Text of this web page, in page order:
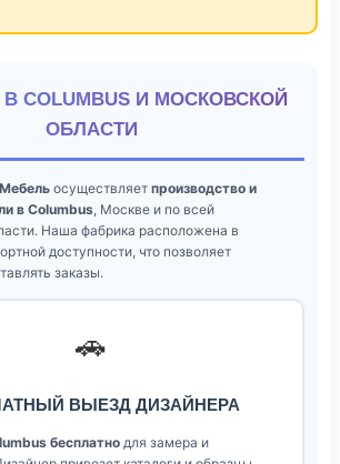
COLUMBUS И МОСКОВСКОЙ
ОБЛАСТИ
осуществляет производство и
в Columbus, Москве и по всей
Наша фабрика расположена в
доступности, что позволяет
заказы.
🚗
ВЫЕЗД ДИЗАЙНЕРА
бесплатно для замера и